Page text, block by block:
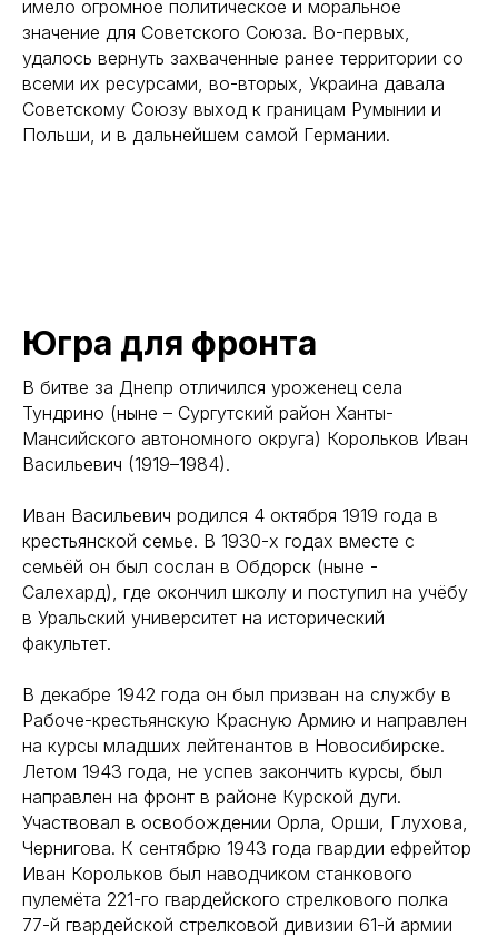
имело огромное политическое и моральное
значение для Советского Союза. Во-первых,
удалось вернуть захваченные ранее территории со
всеми их ресурсами, во-вторых, Украина давала
Советскому Союзу выход к границам Румынии и
Польши, и в дальнейшем самой Германии.
Югра для фронта
В битве за Днепр отличился уроженец села
Тундрино (ныне – Сургутский район Ханты-
Мансийского автономного округа) Корольков Иван
Васильевич (1919–1984).
Иван Васильевич родился 4 октября 1919 года в
крестьянской семье. В 1930-х годах вместе с
семьёй он был сослан в Обдорск (ныне -
Салехард), где окончил школу и поступил на учёбу
в Уральский университет на исторический
факультет.
В декабре 1942 года он был призван на службу в
Рабоче-крестьянскую Красную Армию и направлен
на курсы младших лейтенантов в Новосибирске.
Летом 1943 года, не успев закончить курсы, был
направлен на фронт в районе Курской дуги.
Участвовал в освобождении Орла, Орши, Глухова,
Чернигова. К сентябрю 1943 года гвардии ефрейтор
Иван Корольков был наводчиком станкового
пулемёта 221-го гвардейского стрелкового полка
77-й гвардейской стрелковой дивизии 61-й армии